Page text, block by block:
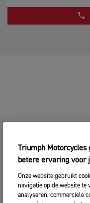
Triumph Motorcycles
betere ervaring voor
Onze website gebruikt
navigatie op de website te
analyseren, commerciele